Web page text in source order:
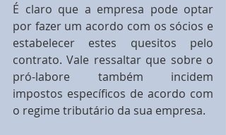
É claro que a empresa pode optar
por fazer um acordo com os sócios e
estabelecer estes quesitos pelo
contrato. Vale ressaltar que sobre o
pró-labore também incidem
impostos específicos de acordo com
o regime tributário da sua empresa.